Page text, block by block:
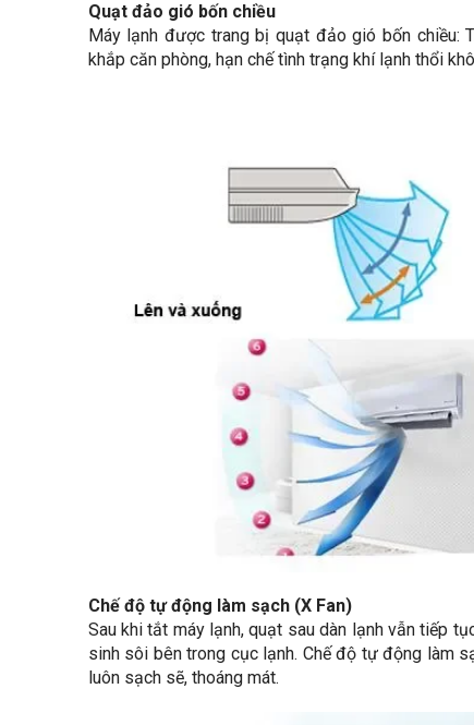
Quạt đảo gió bốn chiều
Máy lạnh được trang bị quạt đảo gió bốn chiều:
khắp căn phòng, hạn chế tình trạng khí lạnh thổi
Chế độ tự động làm sạch (X Fan)
Sau khi tắt máy lạnh, quạt sau dàn lạnh vẫn tiếp
sinh sôi bên trong cục lạnh. Chế độ tự động làm
luôn sạch sẽ, thoáng mát.